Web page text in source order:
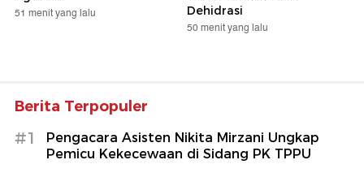
51 menit yang lalu
Dehidrasi
50 menit yang lalu
Berita Terpopuler
#1
Pengacara Asisten Nikita Mirzani Ungkap
Pemicu Kekecewaan di Sidang PK TPPU